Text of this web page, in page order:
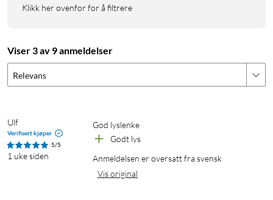
Klikk her ovenfor for å filtrere
Viser 3 av 9 anmeldelser
Relevans
Ulf
Verifisert kjøper
5/5
1 uke siden
God lyslenke
Godt lys
Anmeldelsen er oversatt fra svensk
Vis original